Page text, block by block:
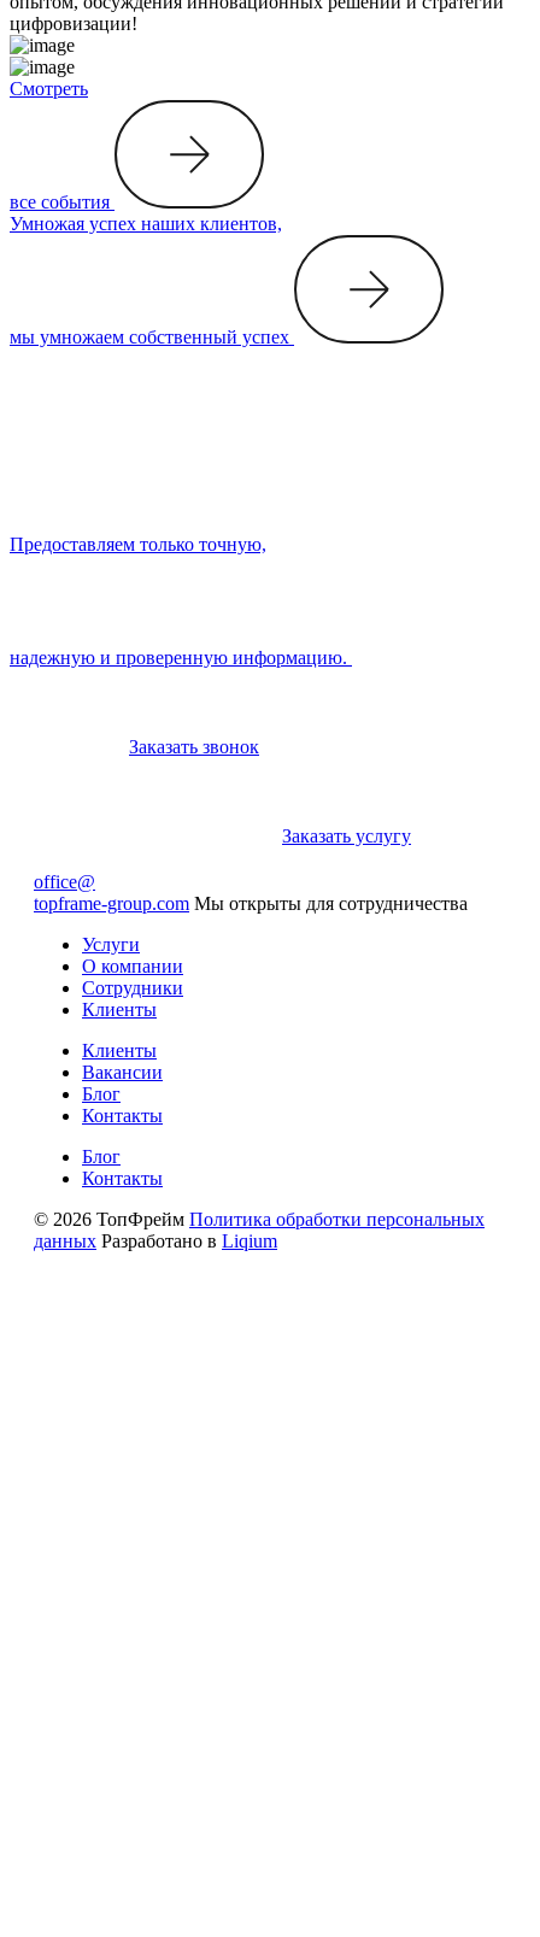
цифровизации!
Смотреть
все события
Умножая успех наших клиентов,
мы умножаем собственный успех
Предоставляем только точную,
надежную и проверенную информацию.
Заказать звонок
Заказать услугу
office@
topframe-group.com Мы открыты для сотрудничества
Услуги
О компании
Сотрудники
Клиенты
Клиенты
Вакансии
Блог
Контакты
Блог
Контакты
© 2026 ТопФрейм Политика обработки персональных
данных Разработано в Liqium